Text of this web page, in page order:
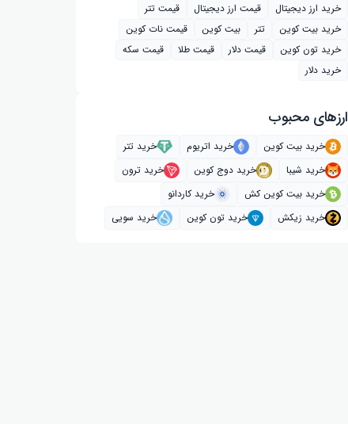
خرید ارز دیجیتال
قیمت ارز دیجیتال
قیمت تتر
خرید بیت‌ کوین
تتر بیت کوین
قیمت نات کوین
خرید تون کوین
قیمت دلار قیمت طلا
قیمت سکه
خرید دلار
ارز‌های محبوب
خرید بیت کوین خرید اتریوم
خرید تتر
خرید شیبا
خرید دوج کوین
خرید ترون
خرید بیت کوین کش
خرید کاردانو
خرید زیکش
خرید تون کوین خرید سویی